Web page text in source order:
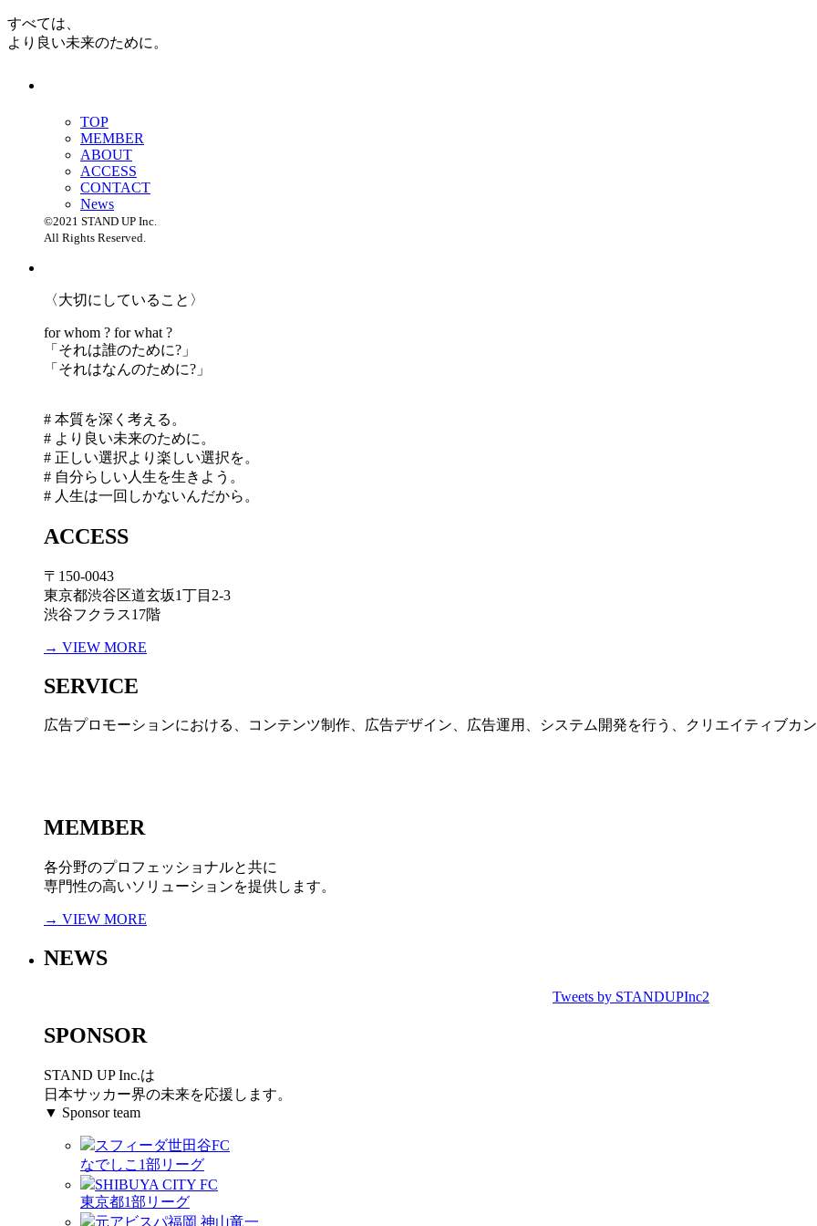
すべては、
より良い未来のために。
TOP
MEMBER
ABOUT
ACCESS
CONTACT
News
©2021 STAND UP Inc.
All Rights Reserved.
〈大切にしていること〉
for whom ? for what ?
「 それは誰のために?」
「 それはなんのために?」
# 本質を深く考える。
# より良い未来のために。
# 正しい選択より楽しい選択を。
# 自分らしい人生を生きよう。
# 人生は一回しかないんだから。
ACCESS
〒150-0043
東京都渋谷区道玄坂1丁目2-3
渋谷フクラス17階
→ VIEW MORE
SERVICE
広告プロモーションにおける、コンテンツ制作、広告デザイン、広告運用、システム開発を行う、 クリエイティブカ
MEMBER
各分野のプロフェッショナルと共に
専門性の高いソリューションを提供します。
→ VIEW MORE
NEWS
Tweets by STANDUPInc2
SPONSOR
STAND UP Inc.は
日本サッカー界の未来を応援します。
▼ Sponsor team
スフィーダ世田谷FC
なでしこ1部リーグ
SHIBUYA CITY FC
東京都1部リーグ
元アビスパ福岡 神山竜一